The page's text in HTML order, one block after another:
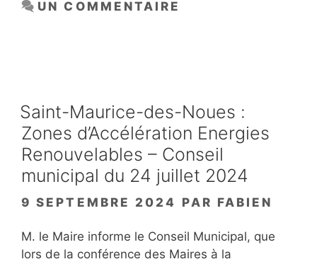
UN COMMENTAIRE
Saint-Maurice-des-Noues :
Zones d’Accélération Energies
Renouvelables – Conseil
municipal du 24 juillet 2024
9 SEPTEMBRE 2024 PAR FABIEN
M. le Maire informe le Conseil Municipal, que
lors de la conférence des Maires à la